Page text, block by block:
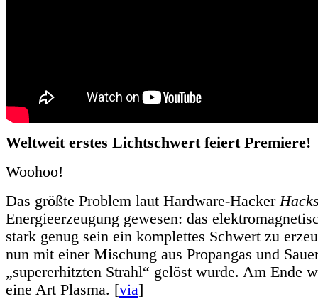
Weltweit erstes Lichtschwert feiert Premiere!
Woohoo!
Das größte Problem laut Hardware-Hacker
Energieerzeugung gewesen: das
stark genug sein ein komplettes Schwert zu
nun mit einer Mischung aus Propangas und
„supererhitzten Strahl“ gelöst wurde. Am Ende
eine Art Plasma. [via]